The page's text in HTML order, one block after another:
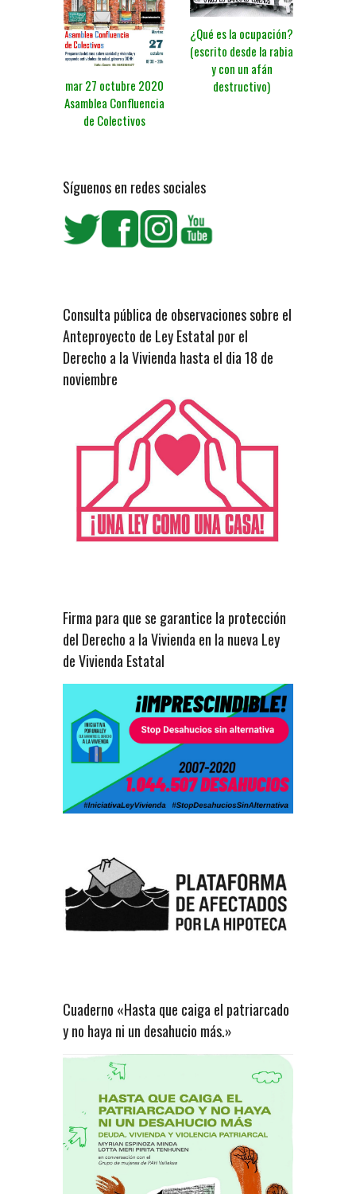
mar 27 octubre 2020
Asamblea Confluencia
de Colectivos
¿Qué es la ocupación?
(escrito desde la rabia
y con un afán
destructivo)
Síguenos en redes sociales
Consulta pública de observaciones sobre el
Anteproyecto de Ley Estatal por el
Derecho a la Vivienda hasta el dia 18 de
noviembre
Firma para que se garantice la protección
del Derecho a la Vivienda en la nueva Ley
de Vivienda Estatal
Cuaderno «Hasta que caiga el patriarcado
y no haya ni un desahucio más.»